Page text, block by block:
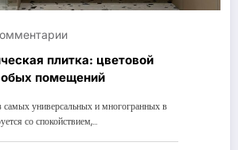
плитка: цветовой
помещений
универсальных и многогранных в
со спокойствием,…